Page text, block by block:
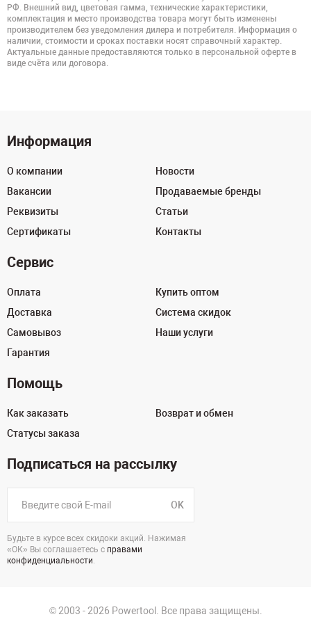
РФ. Внешний вид, цветовая гамма, технические характеристики,
комплектация и место производства товара могут быть изменены
производителем без уведомления дилера и потребителя. Информация о
наличии, стоимости и сроках поставки носят справочный характер.
Актуальные данные предоставляются только в персональной оферте в
виде счёта или договора.
Информация
О компании
Вакансии
Реквизиты
Сертификаты
Новости
Продаваемые бренды
Статьи
Контакты
Сервис
Оплата
Доставка
Самовывоз
Гарантия
Купить оптом
Система скидок
Наши услуги
Помощь
Как заказать
Статусы заказа
Возврат и обмен
Подписаться на рассылку
OK
Будьте в курсе всех скидоки акций. Нажимая
«ОК» Вы соглашаетесь с правами
конфиденциальности.
© 2003 - 2026 Powertool. Все права защищены.